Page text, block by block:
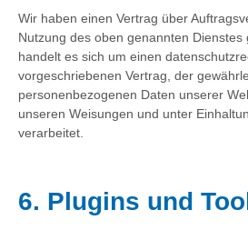
Wir haben einen Vertrag über
Nutzung des oben genannten Dienstes
handelt es sich um einen
vorgeschriebenen Vertrag, der
personenbezogenen Daten unserer
unseren Weisungen und unter
verarbeitet.
6. Plugins und